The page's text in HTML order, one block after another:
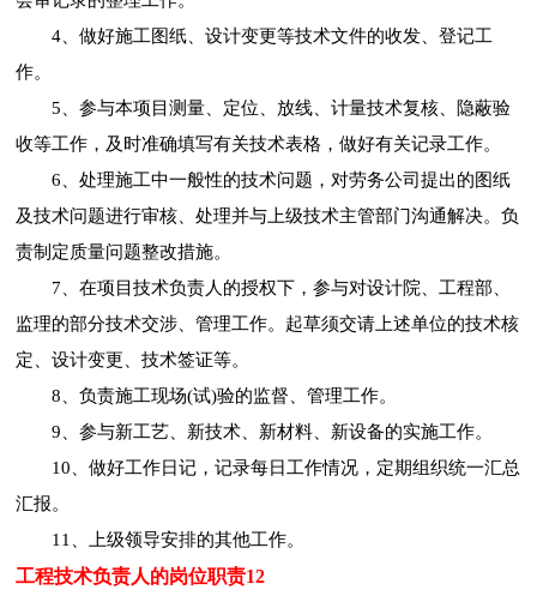
4、做好施工图纸、设计变更等技术文件的收发、登记工
作。
5、参与本项目测量、定位、放线、计量技术复核、隐蔽验
收等工作，及时准确填写有关技术表格，做好有关记录工作。
6、处理施工中一般性的技术问题，对劳务公司提出的图纸
及技术问题进行审核、处理并与上级技术主管部门沟通解决。负
责制定质量问题整改措施。
7、在项目技术负责人的授权下，参与对设计院、工程部、
监理的部分技术交涉、管理工作。起草须交请上述单位的技术核
定、设计变更、技术签证等。
8、负责施工现场(试)验的监督、管理工作。
9、参与新工艺、新技术、新材料、新设备的实施工作。
10、做好工作日记，记录每日工作情况，定期组织统一汇总
汇报。
11、上级领导安排的其他工作。
工程技术负责人的岗位职责12